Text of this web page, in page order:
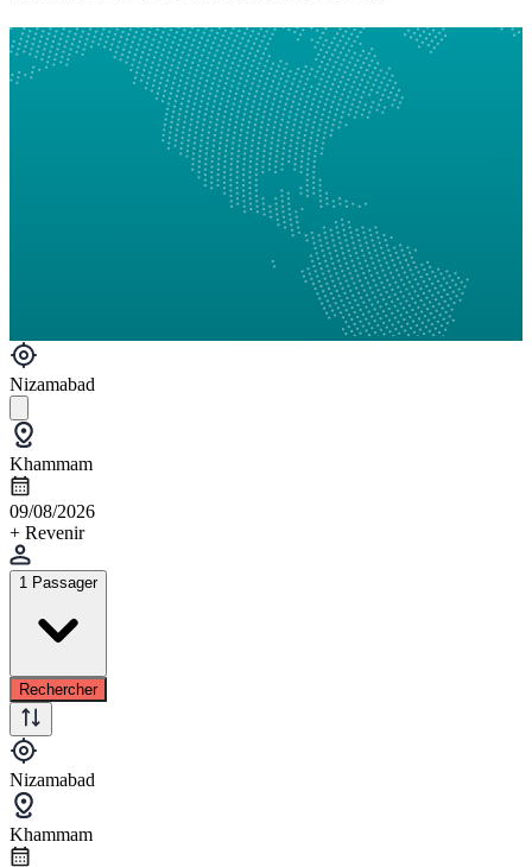
Nizamabad
Khammam
09/08/2026
+ Revenir
1 Passager
Rechercher
Nizamabad
Khammam